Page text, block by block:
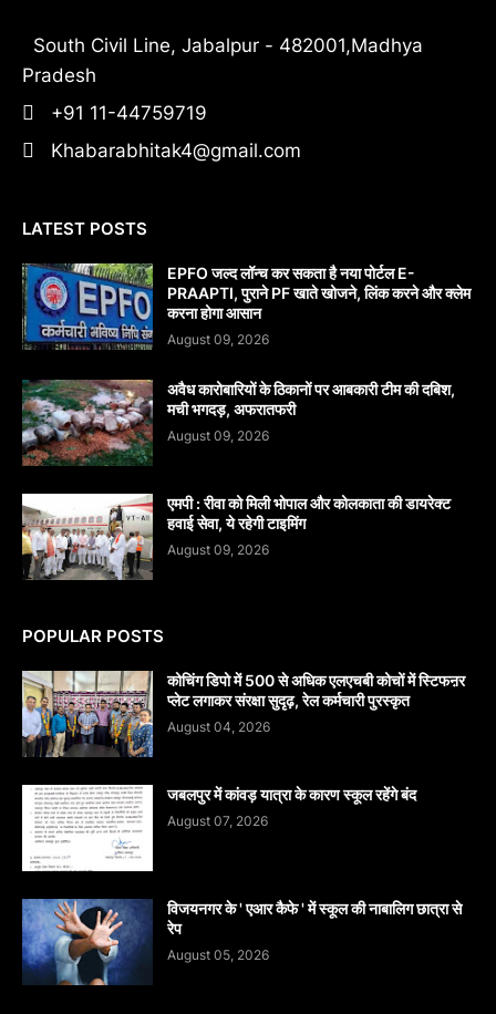
South Civil Line, Jabalpur - 482001,Madhya
Pradesh
+91 11-44759719
Khabarabhitak4@gmail.com
LATEST POSTS
EPFO जल्द लॉन्च कर सकता है नया पोर्टल E-
PRAAPTI, पुराने PF खाते खोजने, लिंक करने और क्लेम
करना होगा आसान
August 09, 2026
अवैध कारोबारियों के ठिकानों पर आबकारी टीम की दबिश,
मची भगदड़, अफरातफरी
August 09, 2026
एमपी : रीवा को मिली भोपाल और कोलकाता की डायरेक्ट
हवाई सेवा, ये रहेगी टाइमिंग
August 09, 2026
POPULAR POSTS
कोचिंग डिपो में 500 से अधिक एलएचबी कोचों में स्टिफऩर
प्लेट लगाकर संरक्षा सुदृढ़, रेल कर्मचारी पुरस्कृत
August 04, 2026
जबलपुर में कांवड़ यात्रा के कारण स्कूल रहेंगे बंद
August 07, 2026
विजयनगर के ' एआर कैफे ' में स्कूल की नाबालिग छात्रा से
रेप
August 05, 2026